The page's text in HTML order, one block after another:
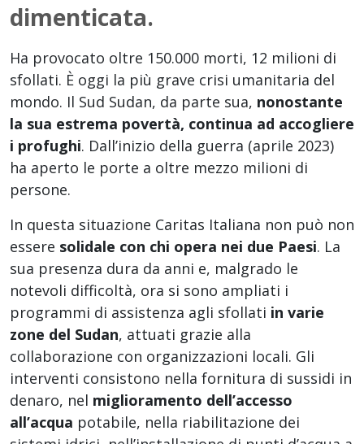
dimenticata.
Ha provocato oltre 150.000 morti, 12 milioni di
sfollati. È oggi la più grave crisi umanitaria del
mondo. Il Sud Sudan, da parte sua, nonostante
la sua estrema povertà, continua ad accogliere
i profughi. Dall’inizio della guerra (aprile 2023)
ha aperto le porte a oltre mezzo milioni di
persone.
In questa situazione Caritas Italiana non può non
essere solidale con chi opera nei due Paesi. La
sua presenza dura da anni e, malgrado le
notevoli difficoltà, ora si sono ampliati i
programmi di assistenza agli sfollati in varie
zone del Sudan, attuati grazie alla
collaborazione con organizzazioni locali. Gli
interventi consistono nella fornitura di sussidi in
denaro, nel miglioramento dell’accesso
all’acqua potabile, nella riabilitazione dei